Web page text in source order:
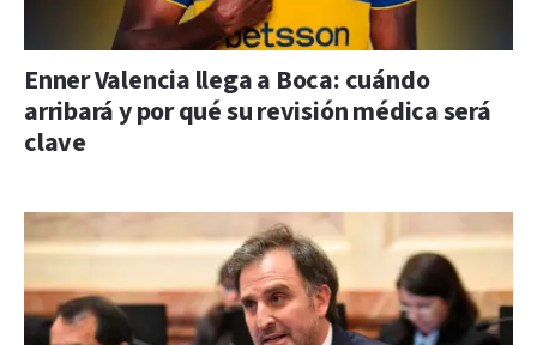
Enner Valencia llega a Boca: cuándo
arribará y por qué su revisión médica será
clave